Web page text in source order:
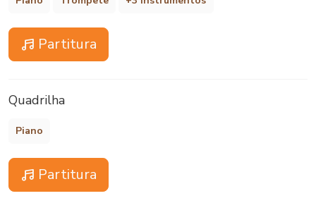
Partitura
Quadrilha
Piano
Partitura